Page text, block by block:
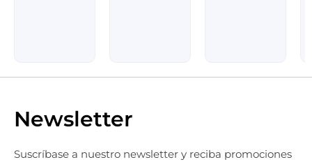
Newsletter
Suscríbase a nuestro newsletter y reciba promociones